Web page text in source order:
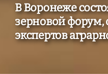
В Воронеже
зерновой
экспертов